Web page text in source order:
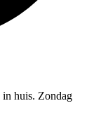
in huis. Zondag